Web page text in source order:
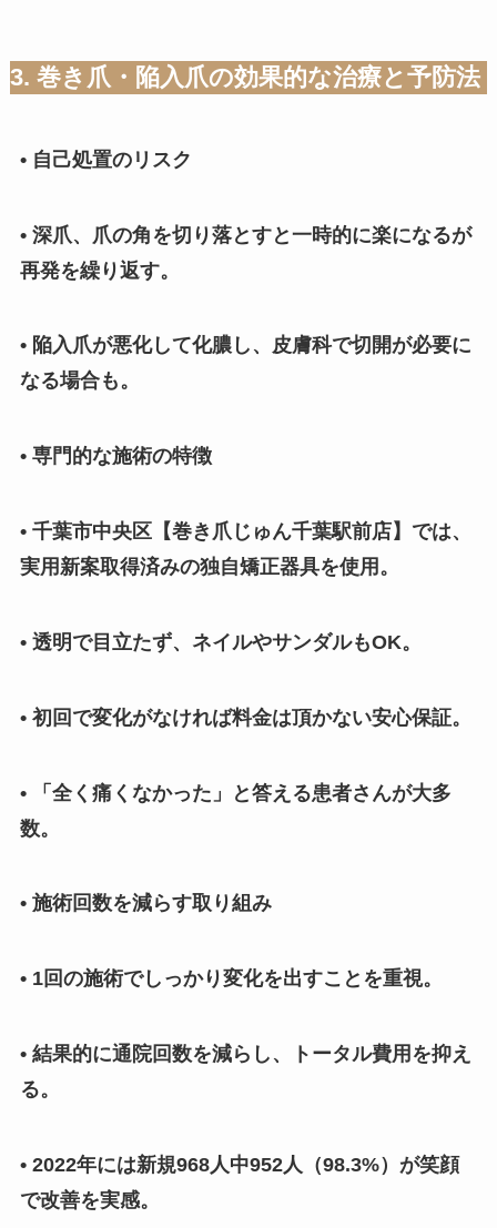
3. 巻き爪・陥入爪の効果的な治療と予防法
• 自己処置のリスク
• 深爪、爪の角を切り落とすと一時的に楽になるが
再発を繰り返す。
• 陥入爪が悪化して化膿し、皮膚科で切開が必要に
なる場合も。
• 専門的な施術の特徴
• 千葉市中央区【巻き爪じゅん千葉駅前店】では、
実用新案取得済みの独自矯正器具を使用。
• 透明で目立たず、ネイルやサンダルもOK。
• 初回で変化がなければ料金は頂かない安心保証。
• 「全く痛くなかった」と答える患者さんが大多
数。
• 施術回数を減らす取り組み
• 1回の施術でしっかり変化を出すことを重視。
• 結果的に通院回数を減らし、トータル費用を抑え
る。
• 2022年には新規968人中952人（98.3%）が笑顔
で改善を実感。